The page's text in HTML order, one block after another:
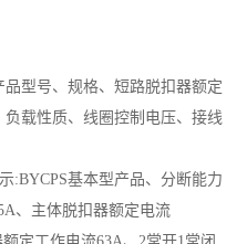
型号、规格、短路脱扣器额定
载性质、线圈控制电压、接线
:BYCPS基本型产品、分断能力
、主体脱扣器额定电流